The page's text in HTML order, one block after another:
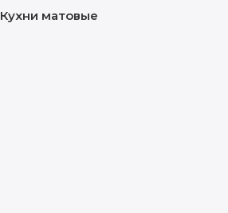
Кухни матовые